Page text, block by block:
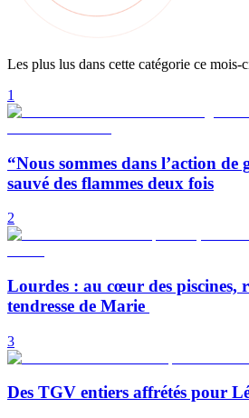
Les plus lus dans cette catégorie ce mois-
1
“Nous sommes dans l’action de
sauvé des flammes deux fois
2
Lourdes : au cœur des piscines,
tendresse de Marie
3
Des TGV entiers affrétés pour